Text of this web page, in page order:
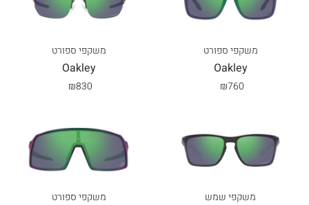
משקפי ספורט
₪830
Oakley
משקפי ספורט
₪760
Oakley
משקפי ספורט משקפי שמש